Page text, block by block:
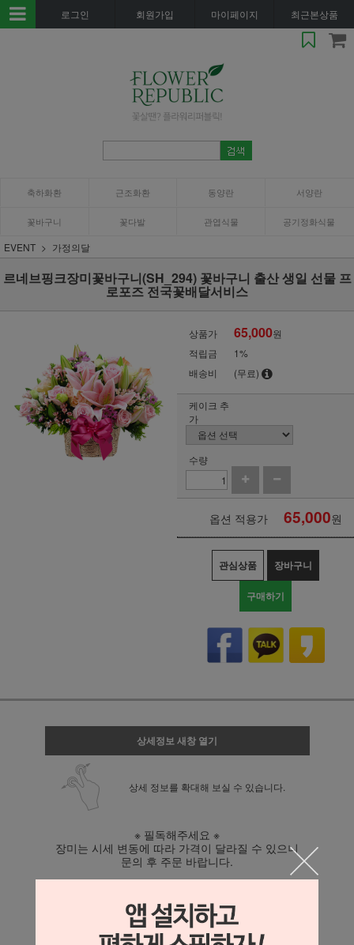
로그인 회원가입 마이페이지 최근본상품
축하화환 근조화환 동양란 서양란
꽃바구니 꽃다발 관엽식물 공기정화식물
EVENT 가정의달
르네브핑크장미꽃바구니(SH_294) 꽃바구니 출산 생일 선물 프
로포즈 전국꽃배달서비스
상품가 65,000원
적립금
1%
배송비
(무료)
케이크 추
가
수량
옵션 적용가 65,000원
관심상품 장바구니
구매하기
상세정보 새창 열기
상세 정보를 확대해 보실 수 있습니다.
※ 필독해주세요 ※
장미는 시세 변동에 따라 가격이 달라질 수 있으니
문의 후 주문 바랍니다.